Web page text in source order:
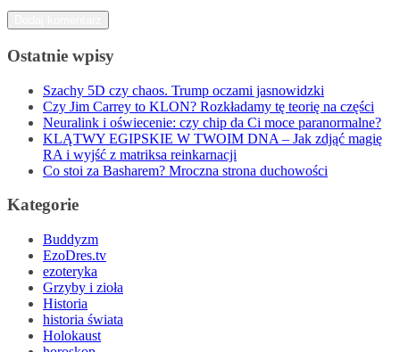
Ostatnie wpisy
Szachy 5D czy chaos. Trump oczami jasnowidzki
Czy Jim Carrey to KLON? Rozkładamy tę teorię na części
Neuralink i oświecenie: czy chip da Ci moce paranormalne?
KLĄTWY EGIPSKIE W TWOIM DNA – Jak zdjąć magię
RA i wyjść z matriksa reinkarnacji
Co stoi za Basharem? Mroczna strona duchowości
Kategorie
Buddyzm
EzoDres.tv
ezoteryka
Grzyby i zioła
Historia
historia świata
Holokaust